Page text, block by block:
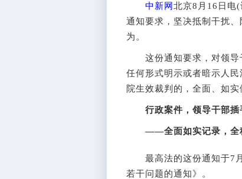
中新网 北京8月16日电
通知要求，坚决抵制干扰
为。
这份通知要求，对领导
任何形式明示或者暗示人
院生效裁判的，全面、如
行政案件，领导干部插
——全面如实记录，全
最高法的这份通知于7月
若干问题的通知》。